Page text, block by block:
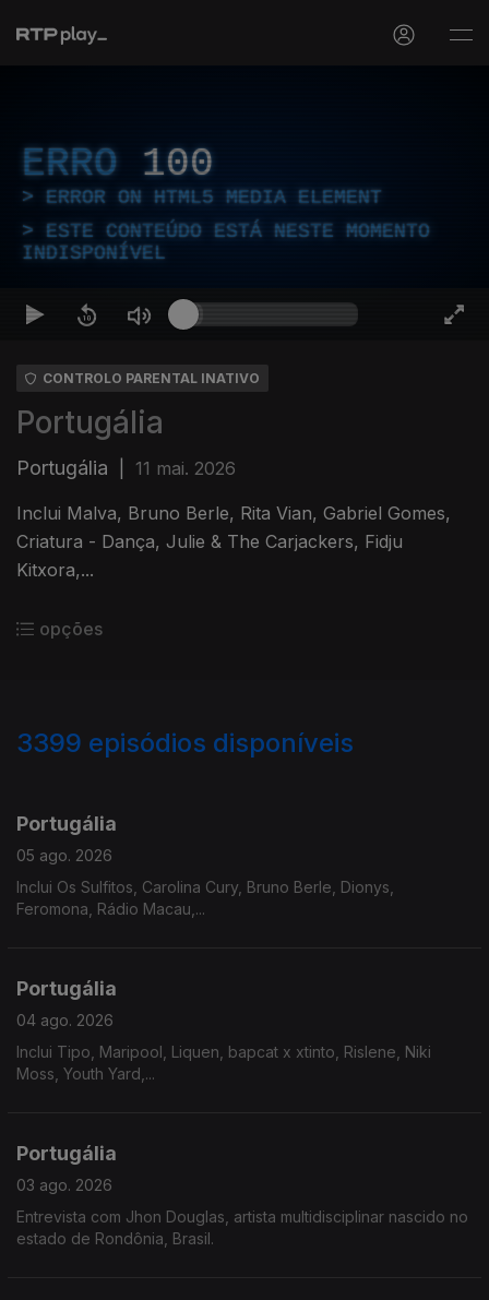
ERRO 100
ERROR ON HTML5 MEDIA ELEMENT
ESTE CONTEÚDO ESTÁ NESTE MOMENTO
INDISPONÍVEL
CONTROLO PARENTAL INATIVO
Portugália
Portugália 11 mai. 2026
Inclui Malva, Bruno Berle, Rita Vian, Gabriel Gomes,
Criatura - Dança, Julie & The Carjackers, Fidju
Kitxora,...
opções
3399 episódios disponíveis
Portugália
05 ago. 2026
Inclui Os Sulfitos, Carolina Cury, Bruno Berle, Dionys,
Feromona, Rádio Macau,...
Portugália
04 ago. 2026
Inclui Tipo, Maripool, Liquen, bapcat x xtinto, Rislene, Niki
Moss, Youth Yard,...
Portugália
03 ago. 2026
Entrevista com Jhon Douglas, artista multidisciplinar nascido no
estado de Rondônia, Brasil.